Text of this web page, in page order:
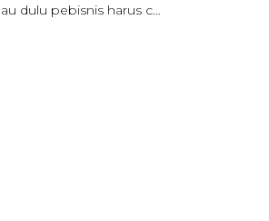
dulu pebisnis harus c…